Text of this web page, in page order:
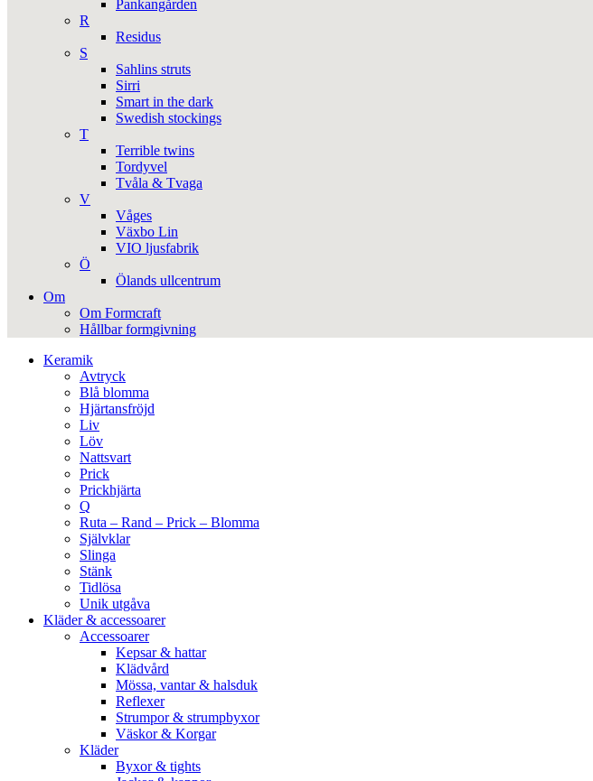
Pankangården
R
Residus
S
Sahlins struts
Sirri
Smart in the dark
Swedish stockings
T
Terrible twins
Tordyvel
Tvåla & Tvaga
V
Våges
Växbo Lin
VIO ljusfabrik
Ö
Ölands ullcentrum
Om
Om Formcraft
Hållbar formgivning
Keramik
Avtryck
Blå blomma
Hjärtansfröjd
Liv
Löv
Nattsvart
Prick
Prickhjärta
Q
Ruta – Rand – Prick – Blomma
Självklar
Slinga
Stänk
Tidlösa
Unik utgåva
Kläder & accessoarer
Accessoarer
Kepsar & hattar
Klädvård
Mössa, vantar & halsduk
Reflexer
Strumpor & strumpbyxor
Väskor & Korgar
Kläder
Byxor & tights